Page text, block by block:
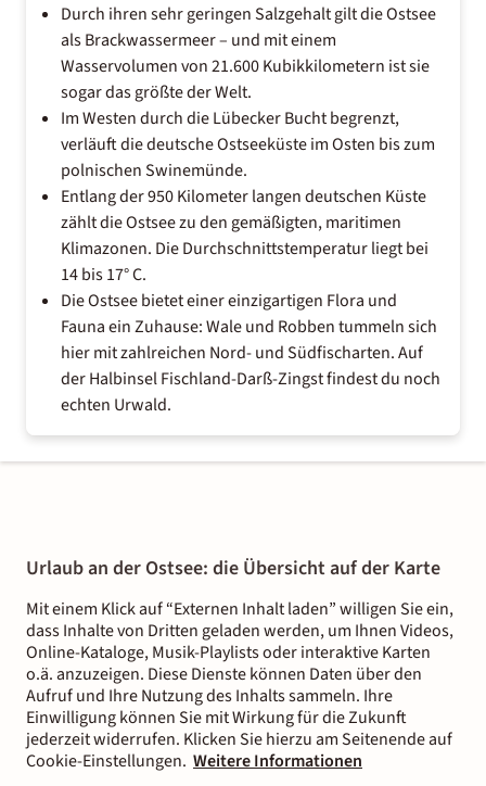
Durch ihren sehr geringen Salzgehalt gilt die Ostsee
als Brackwassermeer – und mit einem
Wasservolumen von 21.600 Kubikkilometern ist sie
sogar das größte der Welt.
Im Westen durch die Lübecker Bucht begrenzt,
verläuft die deutsche Ostseeküste im Osten bis zum
polnischen Swinemünde.
Entlang der 950 Kilometer langen deutschen Küste
zählt die Ostsee zu den gemäßigten, maritimen
Klimazonen. Die Durchschnittstemperatur liegt bei
14 bis 17° C.
Die Ostsee bietet einer einzigartigen Flora und
Fauna ein Zuhause: Wale und Robben tummeln sich
hier mit zahlreichen Nord- und Südfischarten. Auf
der Halbinsel Fischland-Darß-Zingst findest du noch
echten Urwald.
Urlaub an der Ostsee: die Übersicht auf der Karte
Mit einem Klick auf “Externen Inhalt laden” willigen Sie ein,
dass Inhalte von Dritten geladen werden, um Ihnen Videos,
Online-Kataloge, Musik-Playlists oder interaktive Karten
o.ä. anzuzeigen. Diese Dienste können Daten über den
Aufruf und Ihre Nutzung des Inhalts sammeln. Ihre
Einwilligung können Sie mit Wirkung für die Zukunft
jederzeit widerrufen. Klicken Sie hierzu am Seitenende auf
Cookie-Einstellungen. Weitere Informationen